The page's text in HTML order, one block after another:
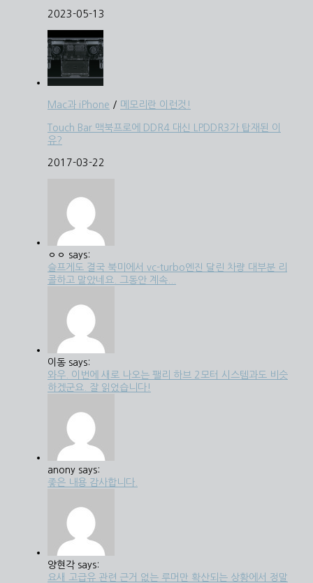
2023-05-13
Mac과 iPhone / 메모리란 이런것!
Touch Bar 맥북프로에 DDR4 대신 LPDDR3가 탑재된 이
유?
2017-03-22
ㅇㅇ says:
슬프게도 결국 북미에서 vc-turbo엔진 달린 차량 대부분 리
콜하고 말았네요. 그동안 계속...
이동 says:
와우. 이번에 새로 나오는 팰리 하브 2모터 시스템과도 비슷
하겠군요. 잘 읽었습니다!
anony says:
좋은 내용 감사합니다.
양현각 says:
요새 고급유 관련 근거 없는 루머만 확산되는 상황에서 정말